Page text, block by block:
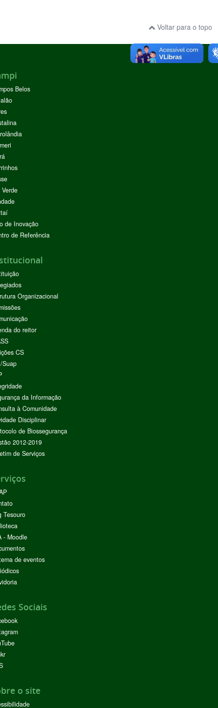
Voltar para o topo
Belos
de Inovação
de Referência
Organizacional
do reitor
CS
Suap
da Informação
à Comunidade
Disciplinar
de Biossegurança
2012-2019
de Serviços
Tesouro
- Moodle
de eventos
Sociais
o site